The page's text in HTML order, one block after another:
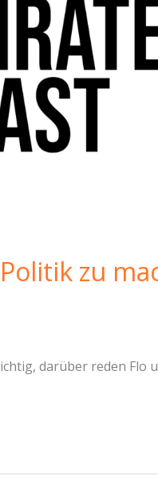
zu
darüber reden Flo